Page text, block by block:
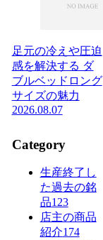
足元の冷えや圧迫
感を解決する ダ
ブルベッドロング
サイズの魅力
2026.08.07
Category
生産終了し
た過去の銘
品123
店主の商品
紹介174